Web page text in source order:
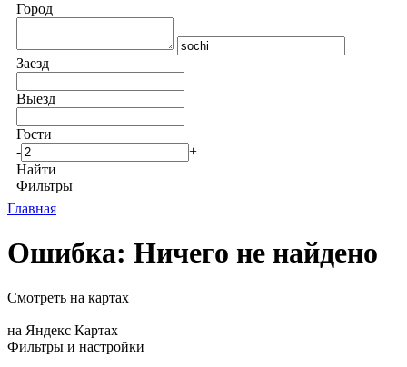
Город
Заезд
Выезд
Гости
-
+
Найти
Фильтры
Главная
Ошибка: Ничего не найдено
Смотреть на картах
на Яндекс Картах
Фильтры и настройки